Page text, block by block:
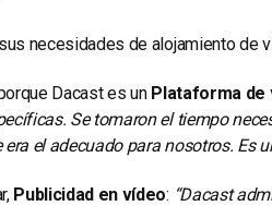
necesidades de alojamiento de
Dacast es un Plataforma de
Se tomaron el tiempo
el adecuado para nosotros. Es
Publicidad en vídeo: “Dacast